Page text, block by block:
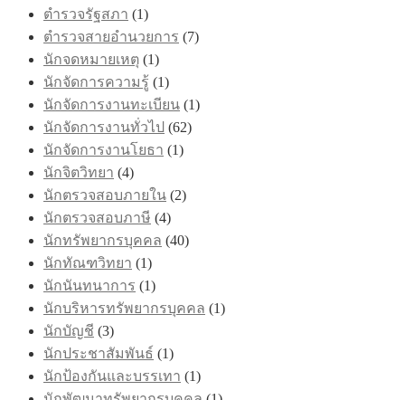
ตำรวจรัฐสภา (1)
ตำรวจสายอำนวยการ (7)
นักจดหมายเหตุ (1)
นักจัดการความรู้ (1)
นักจัดการงานทะเบียน (1)
นักจัดการงานทั่วไป (62)
นักจัดการงานโยธา (1)
นักจิตวิทยา (4)
นักตรวจสอบภายใน (2)
นักตรวจสอบภาษี (4)
นักทรัพยากรบุคคล (40)
นักทัณฑวิทยา (1)
นักนันทนาการ (1)
นักบริหารทรัพยากรบุคคล (1)
นักบัญชี (3)
นักประชาสัมพันธ์ (1)
นักป้องกันและบรรเทา (1)